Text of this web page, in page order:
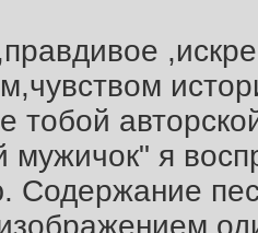
тобой
мужичок" я
Содержание